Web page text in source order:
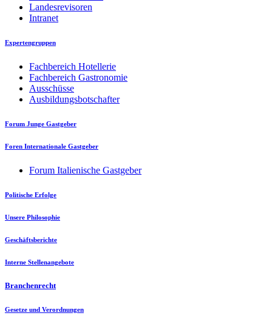
Landesrevisoren
Intranet
Expertengruppen
Fachbereich Hotellerie
Fachbereich Gastronomie
Ausschüsse
Ausbildungsbotschafter
Forum Junge Gastgeber
Foren Internationale Gastgeber
Forum Italienische Gastgeber
Politische Erfolge
Unsere Philosophie
Geschäftsberichte
Interne Stellenangebote
Branchenrecht
Gesetze und Verordnungen